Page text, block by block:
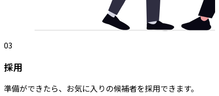
03
採用
準備ができたら、お気に入りの候補者を採用できます。